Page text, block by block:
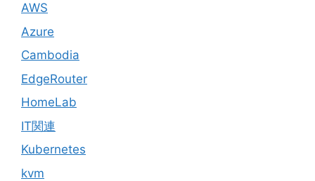
AWS
Azure
Cambodia
EdgeRouter
HomeLab
IT関連
Kubernetes
kvm